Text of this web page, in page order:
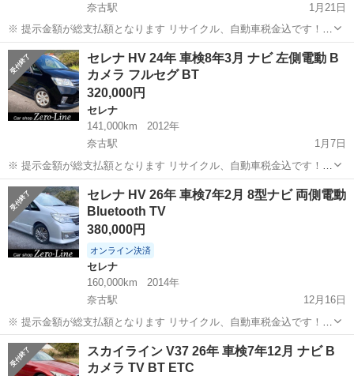
奈古駅
1月21日
※ 提示金額が総支払額となります リサイクル、自動車税金込です！
まず支払い能力がない、約束を守れない、調べれば分かることやくだ
らない質問、値引き交渉をされる方はコメント、連絡してこないでく
ださい。もしされた場合はブロッ...
山口 萩市 奈古駅 セレナ ナビ
セレナ HV 24年 車検8年3月 ナビ 左側電動 B
カメラ フルセグ BT
320,000円
セレナ
141,000km
2012年
奈古駅
1月7日
※ 提示金額が総支払額となります リサイクル、自動車税金込です！
まず支払い能力がない、約束を守れない、調べれば分かることやくだ
らない質問、値引き交渉をされる方はコメント、連絡してこないでく
ださい。もしされた場合はブロッ...
山口 萩市 奈古駅 セレナ 走行距離
セレナ HV 26年 車検7年2月 8型ナビ 両側電動
Bluetooth TV
380,000円
オンライン決済
セレナ
160,000km
2014年
奈古駅
12月16日
※ 提示金額が総支払額となります リサイクル、自動車税金込です！
まず支払い能力がない、約束を守れない、調べれば分かることやくだ
らない質問、値引き交渉をされる方はコメント、連絡してこないでく
ださい。もしされた場合はブロッ...
山口 萩市 奈古駅 セレナ Bluetooth
スカイライン V37 26年 車検7年12月 ナビ B
カメラ TV BT ETC